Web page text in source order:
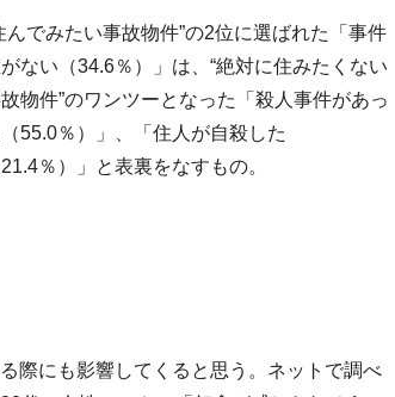
んでみたい事故物件”の2位に選ばれた「事件
ない（34.6％）」は、“絶対に住みたくない
物件”のワンツーとなった「殺人事件があっ
55.0％）」、「住人が自殺した
21.4％）」と表裏をなすもの。
際にも影響してくると思う。ネットで調べ